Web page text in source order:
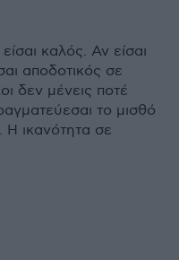
καλός. Αν είσαι
αποδοτικός σε
δεν μένεις ποτέ
το μισθό
Η ικανότητα σε